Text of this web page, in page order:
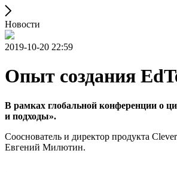
Новости
2019-10-20 22:59
Опыт создания
В рамках глобальной конференции о
и подходы».
Сооснователь и директор продукта
Евгений Милютин.